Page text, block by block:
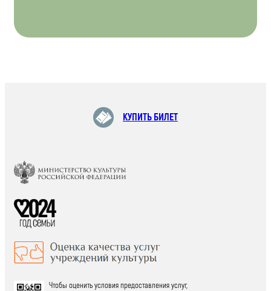
КУПИТЬ БИЛЕТ
Чтобы оценить условия предоставления услуг,